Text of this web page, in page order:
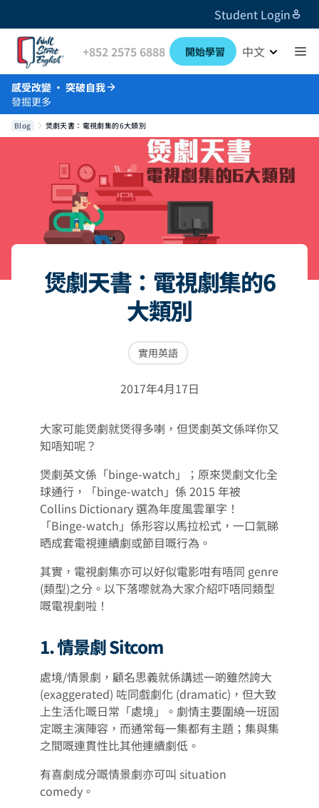
Student Login
+852 2575 6888 開始學習 中文
感受改變 · 突破自我
發掘更多
Blog 煲劇天書：電視劇集的6大類別
煲劇天書：電視劇集的6
大類別
實用英語
2017年4月17日
大家可能煲劇就煲得多喇，但煲劇英文係咩你又
知唔知呢？
煲劇英文係「binge-watch」；原來煲劇文化全
球通行，「binge-watch」係 2015 年被
Collins Dictionary 選為年度風雲單字！
「Binge-watch」係形容以馬拉松式，一口氣睇
晒成套電視連續劇或節目嘅行為。
其實，電視劇集亦可以好似電影咁有唔同 genre
(類型)之分。以下落嚟就為大家介紹吓唔同類型
嘅電視劇啦！
1. 情景劇 Sitcom
處境/情景劇，顧名思義就係講述一啲雖然誇大
(exaggerated) 咗同戲劇化 (dramatic)，但大致
上生活化嘅日常「處境」。劇情主要圍繞一班固
定嘅主演陣容，而通常每一集都有主題；集與集
之間嘅連貫性比其他連續劇低。
有喜劇成分嘅情景劇亦可叫 situation
comedy。